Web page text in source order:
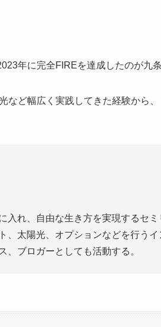
年に完全FIREを達成したのが九条
など幅広く実践してきた経験から
入れ、自由な生き方を実現するセ
、太陽光、オプションなどを行う
、ブロガーとしても活動する。